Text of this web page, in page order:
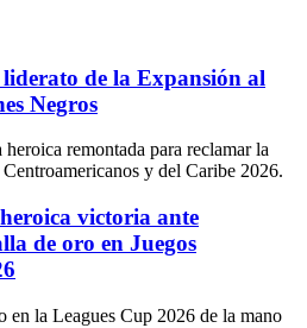
de la Expansión al
Negros
victoria ante
de oro en Juegos